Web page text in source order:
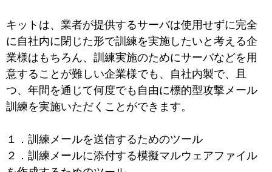
キットは、業者が提供するサーバは使用せずに完全
に自社内に閉じた形で訓練を実施したいと考える企
業様はもちろん、訓練実施のためにサーバなどを用
意することが難しい企業様でも、自社内製で、且
つ、年間を通じて何度でも自由に標的型攻撃メール
訓練を実施いただくことができます。
１．訓練メールを送信するためのツール
２．訓練メールに添付する模擬マルウェアファイル